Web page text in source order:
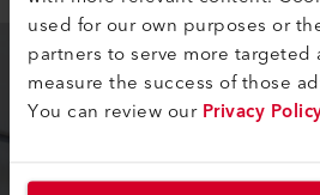
used for our own purposes or
partners to serve more
measure the success of those
You can review ourPrivacy